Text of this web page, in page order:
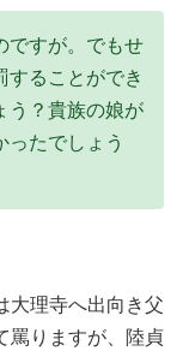
ですが。でもせ
することができ
う？貴族の娘が
ったでしょう
大理寺へ出向き父
罵りますが、陸貞